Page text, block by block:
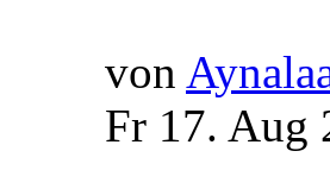
von
Fr 17. Aug